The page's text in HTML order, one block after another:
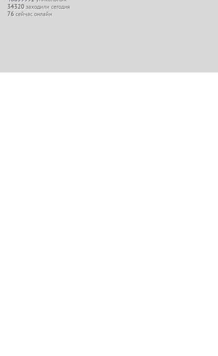
34320 заходили сегодня
76 сейчас онлайн